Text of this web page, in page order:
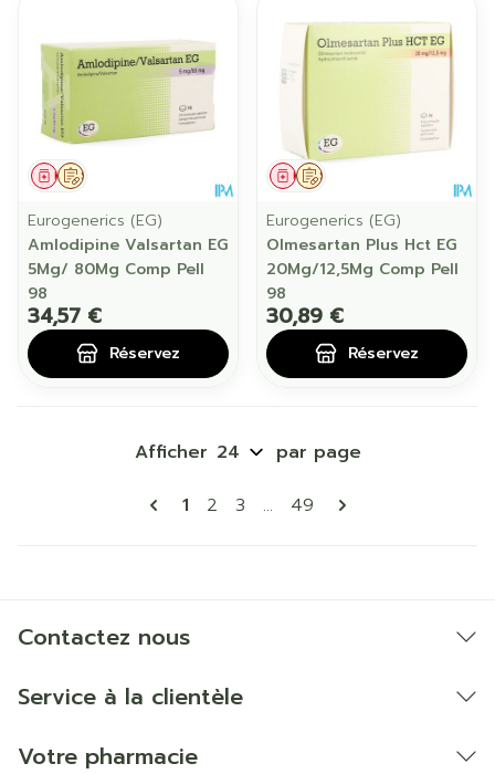
Sur prescription
Médicament
Eurogenerics (EG)
Amlodipine Valsartan EG
5Mg/ 80Mg Comp Pell
98
34,57 €
Réservez
Sur prescription
Médicament
Eurogenerics (EG)
Olmesartan Plus Hct EG
20Mg/12,5Mg Comp Pell
98
30,89 €
Réservez
Pages
Vous lisez actuellement la page
1 Page
2 Page
3 ... Page
49
Afficher par page
Contactez nous
Service à la clientèle
Votre pharmacie